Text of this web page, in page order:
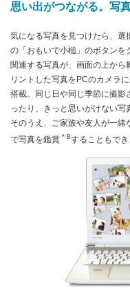
思い出がつながる。写
気になる写真を見つけたら、選
の「おもいで小槌」のボタンを
関連する写真が、画面の上か
リントした写真をPCのカメラ
搭載。同じ日や同じ季節に撮
ったり、きっと思いがけない写
そのうえ、ご家族や友人が一
で写真を鑑賞 ＊8することもでき